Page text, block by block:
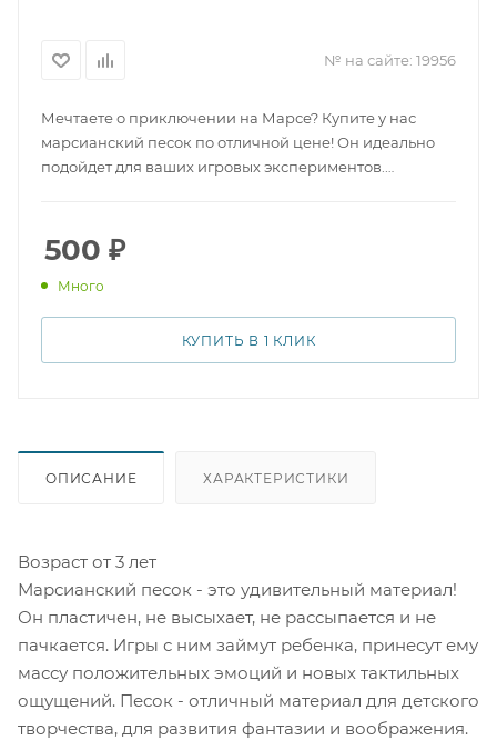
№ на сайте: 19956
Мечтаете о приключении на Марсе? Купите у нас
марсианский песок по отличной цене! Он идеально
подойдет для ваших игровых экспериментов.
Благодаря марсианскому песку ваше творчество
оживет, а игровой процесс станет еще увлекательней!
Купите 500 г марсианского песка прямо сейчас и
откройте для себя фантастический мир игр и
500 ₽
Много
КУПИТЬ В 1 КЛИК
ОПИСАНИЕ ХАРАКТЕРИСТИКИ
Возраст от 3 лет
Марсианский песок - это удивительный материал!
Он пластичен, не высыхает, не рассыпается и не
пачкается. Игры с ним займут ребенка, принесут ему
массу положительных эмоций и новых тактильных
ощущений. Песок - отличный материал для детского
творчества, для развития фантазии и воображения.